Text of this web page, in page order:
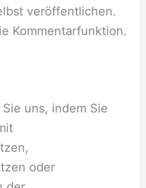
veröffentlichen.
Kommentarfunktion.
uns, indem Sie
oder